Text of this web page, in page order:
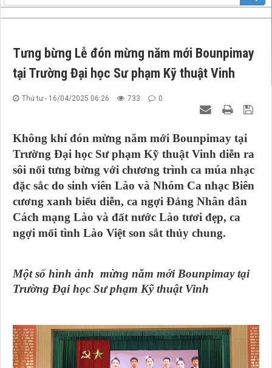
Tưng bừng Lễ đón mừng năm mới Bounpimay
tại Trường Đại học Sư phạm Kỹ thuật Vinh
Thứ tư - 16/04/2025 06:26 733 0
Không khí đón mừng năm mới Bounpimay tại
Trường Đại học Sư phạm Kỹ thuật Vinh diễn ra
sôi nổi tưng bừng với chương trình ca múa nhạc
đặc sắc do sinh viên Lào và Nhóm Ca nhạc Biên
cương xanh biểu diễn, ca ngợi Đảng Nhân dân
Cách mạng Lào và đất nước Lào tươi đẹp, ca
ngợi mối tình Lào Việt son sắt thủy chung.
Một số hình ảnh mừng năm mới Bounpimay tại
Trường Đại học Sư phạm Kỹ thuật Vinh